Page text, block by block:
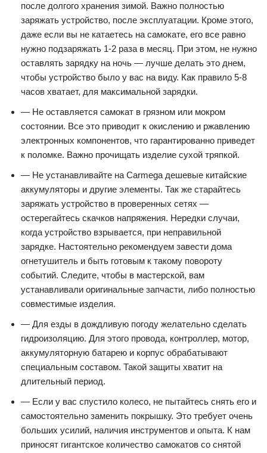
после долгого хранения зимой. Важно полностью
заряжать устройство, после эксплуатации. Кроме этого,
даже если вы не катаетесь на самокате, его все равно
нужно подзаряжать 1-2 раза в месяц. При этом, не нужно
оставлять зарядку на ночь — лучше делать это днем,
чтобы устройство было у вас на виду. Как правило 5-8
часов хватает, для максимальной зарядки.
— Не оставляется самокат в грязном или мокром
состоянии. Все это приводит к окислению и ржавлению
электронных компонентов, что гарантированно приведет
к поломке. Важно прочищать изделие сухой тряпкой.
— Не устанавливайте на Carmega дешевые китайские
аккумуляторы и другие элементы. Так же старайтесь
заряжать устройство в проверенных сетях —
остерегайтесь скачков напряжения. Нередки случаи,
когда устройство взрывается, при неправильной
зарядке. Настоятельно рекомендуем завести дома
огнетушитель и быть готовым к такому повороту
событий. Следите, чтобы в мастерской, вам
устанавливали оригинальные запчасти, либо полностью
совместимые изделия.
— Для езды в дождливую погоду желательно сделать
гидроизоляцию. Для этого провода, контроллер, мотор,
аккумуляторную батарею и корпус обрабатывают
специальным составом. Такой защиты хватит на
длительный период.
— Если у вас спустило колесо, не пытайтесь снять его и
самостоятельно заменить покрышку. Это требует очень
больших усилий, наличия инструментов и опыта. К нам
приносят гигантское количество самокатов со снятой